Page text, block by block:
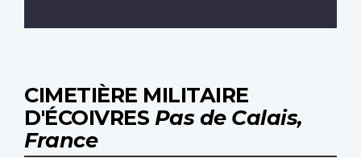
CIMETIÈRE MILITAIRE
D'ÉCOIVRES Pas de Calais,
France